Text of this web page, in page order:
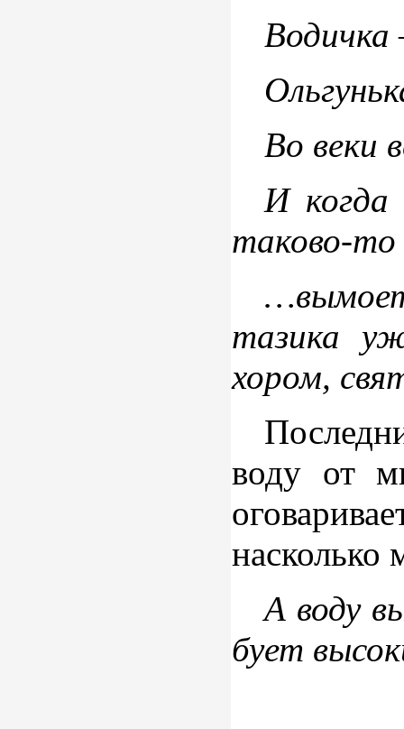
Водичка
Во веки
И когда
таково-то
тазика
хором,
воду от
насколько
А воду
бует